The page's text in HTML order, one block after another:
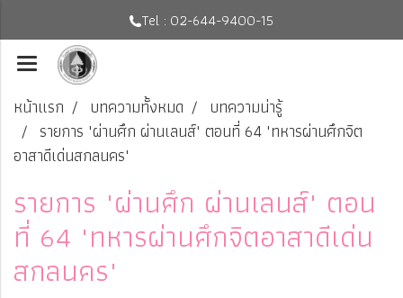
Tel : 02-644-9400-15
หน้าแรก บทความทั้งหมด
บทความน่ารู้
รายการ "ผ่านศึก ผ่านเลนส์" ตอนที่ 64 "ทหารผ่านศึกจิต
อาสาดีเด่นสกลนคร"
รายการ "ผ่านศึก ผ่านเลนส์" ตอน
ที่ 64 "ทหารผ่านศึกจิตอาสาดีเด่น
สกลนคร"